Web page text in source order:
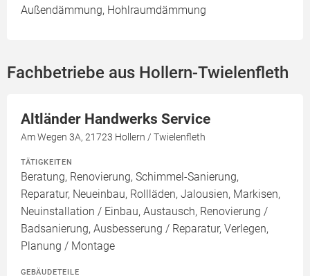
Außendämmung, Hohlraumdämmung
Fachbetriebe aus Hollern-Twielenfleth
Altländer Handwerks Service
Am Wegen 3A, 21723 Hollern / Twielenfleth
TÄTIGKEITEN
Beratung, Renovierung, Schimmel-Sanierung,
Reparatur, Neueinbau, Rollläden, Jalousien, Markisen,
Neuinstallation / Einbau, Austausch, Renovierung /
Badsanierung, Ausbesserung / Reparatur, Verlegen,
Planung / Montage
GEBÄUDETEILE